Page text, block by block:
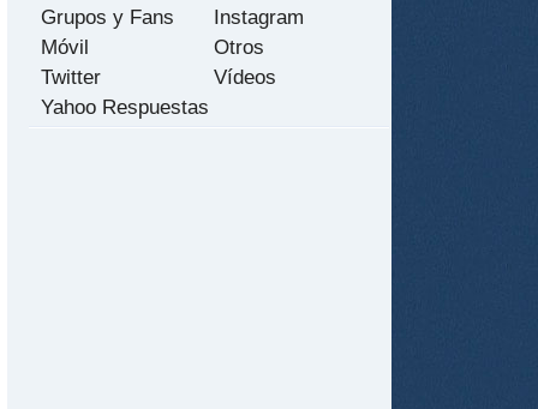
Grupos y Fans
Instagram
Móvil
Otros
Twitter
Vídeos
Yahoo Respuestas